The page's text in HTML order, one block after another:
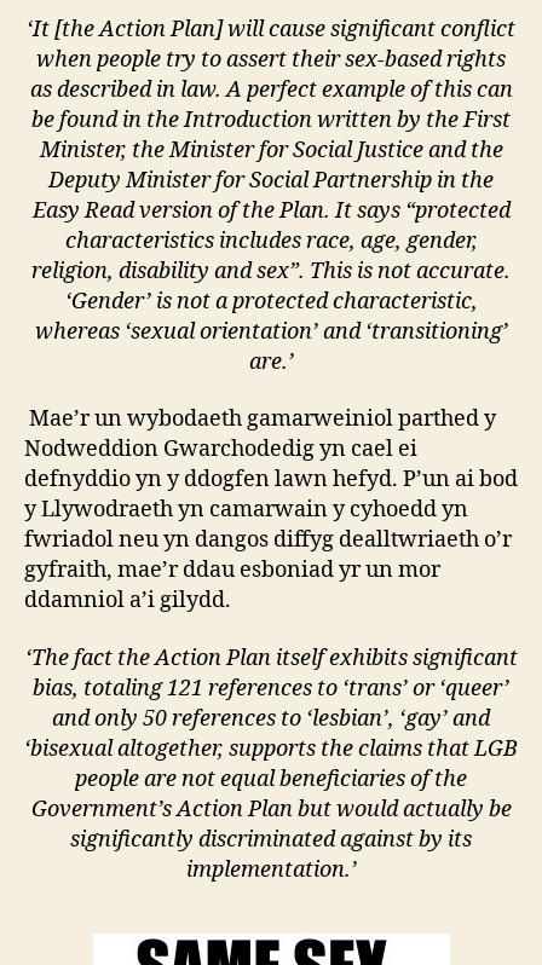
‘It [the Action Plan] will cause significant conflict
when people try to assert their sex-based rights
as described in law. A perfect example of this can
be found in the Introduction written by the First
Minister, the Minister for Social Justice and the
Deputy Minister for Social Partnership in the
Easy Read version of the Plan. It says “protected
characteristics includes race, age, gender,
religion, disability and sex”. This is not accurate.
‘Gender’ is not a protected characteristic,
whereas ‘sexual orientation’ and ‘transitioning’
are.’
Mae’r un wybodaeth gamarweiniol parthed y
Nodweddion Gwarchodedig yn cael ei
defnyddio yn y ddogfen lawn hefyd. P’un ai bod
y Llywodraeth yn camarwain y cyhoedd yn
fwriadol neu yn dangos diffyg dealltwriaeth o’r
gyfraith, mae’r ddau esboniad yr un mor
ddamniol a’i gilydd.
‘The fact the Action Plan itself exhibits significant
bias, totaling 121 references to ‘trans’ or ‘queer’
and only 50 references to ‘lesbian’, ‘gay’ and
‘bisexual altogether, supports the claims that LGB
people are not equal beneficiaries of the
Government’s Action Plan but would actually be
significantly discriminated against by its
implementation.’